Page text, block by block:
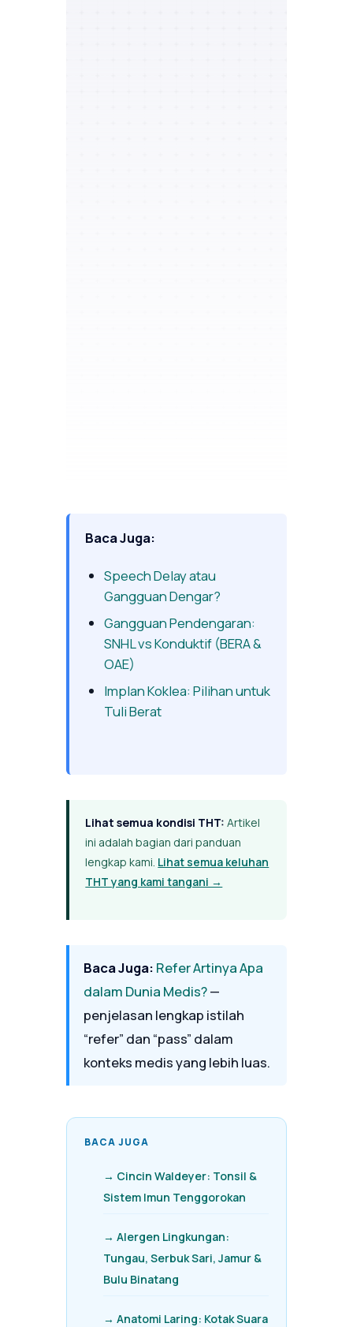
Baca Juga:
Speech Delay atau
Gangguan Dengar?
Gangguan Pendengaran:
SNHL vs Konduktif (BERA &
OAE)
Implan Koklea: Pilihan untuk
Tuli Berat
Lihat semua kondisi THT: Artikel
ini adalah bagian dari panduan
lengkap kami. Lihat semua keluhan
THT yang kami tangani →
Baca Juga: Refer Artinya Apa
dalam Dunia Medis?—
penjelasan lengkap istilah
“refer” dan “pass” dalam
konteks medis yang lebih luas.
BACA JUGA
→ Cincin Waldeyer: Tonsil &
Sistem Imun Tenggorokan
→ Alergen Lingkungan:
Tungau, Serbuk Sari, Jamur &
Bulu Binatang
→ Anatomi Laring: Kotak Suara